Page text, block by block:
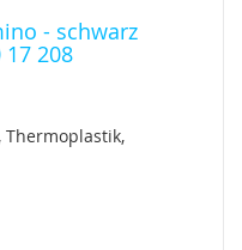
- schwarz
17 208
Thermoplastik,